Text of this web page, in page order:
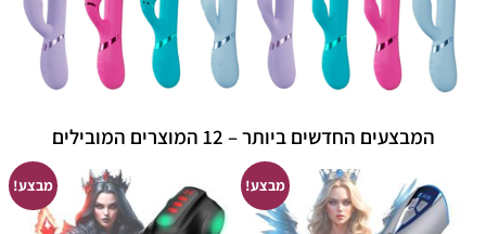
המבצעים החדשים ביותר – 12 המוצרים המובילים
מבצע! מבצע!